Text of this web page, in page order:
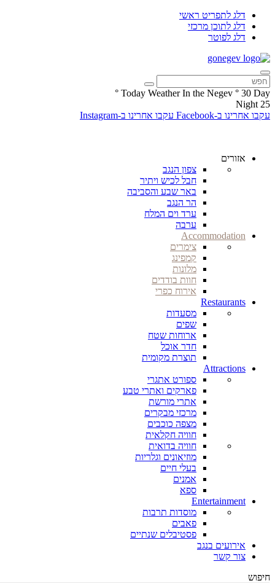
דלג לתפריט ראשי
דלג לתוכן מרכזי
דלג לפוטר
Today Weather In the Negev ° 30 Day
°
25
Night
עקבו אחרינו ב-Facebook
עקבו אחרינו ב-Instagram
אזורים
צפון הנגב
חבל לכיש ויתיר
באר שבע והסביבה
הר הנגב
ערד וים המלח
ערבה
Accommodation
צימרים
קמפינג
מלונות
חוות בודדים
אירוח כפרי
Restaurants
מסעדות
שפים
ארוחות שטח
חדר אוכל
תוצרת מקומית
Attractions
ספורט אתגרי
פארקים ואתרי טבע
אתרי מורשת
מרכזי מבקרים
מצפה כוכבים
חוויה חקלאית
חוויה בדואית
מוזיאונים וגלריות
בעלי חיים
אמנים
ספא
Entertainment
מוסדות תרבות
פאבים
פסטיבלים שנתיים
אירועים בנגב
צור קשר
חיפוש